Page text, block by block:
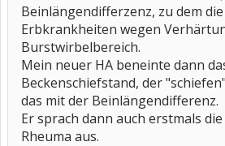
Beinlängendifferzenz, zu dem
Erbkrankheiten wegen
Burstwirbelbereich.
Mein neuer HA beneinte dann
Beckenschiefstand, der
das mit der Beinlängendifferenz.
Er sprach dann auch erstmals
Rheuma aus.